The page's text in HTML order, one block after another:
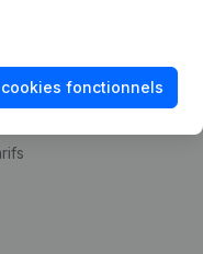
fonctionnels